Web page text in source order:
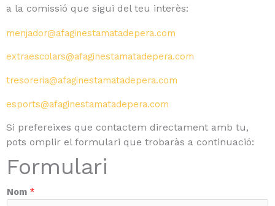
a la comissió que sigui del teu interès:
menjador@afaginestamatadepera.com
extraescolars@afaginestamatadepera.com
tresoreria@afaginestamatadepera.com
esports@afaginestamatadepera.com
Si prefereixes que contactem directament amb tu,
pots omplir el formulari que trobaràs a continuació:
Formulari
Nom *